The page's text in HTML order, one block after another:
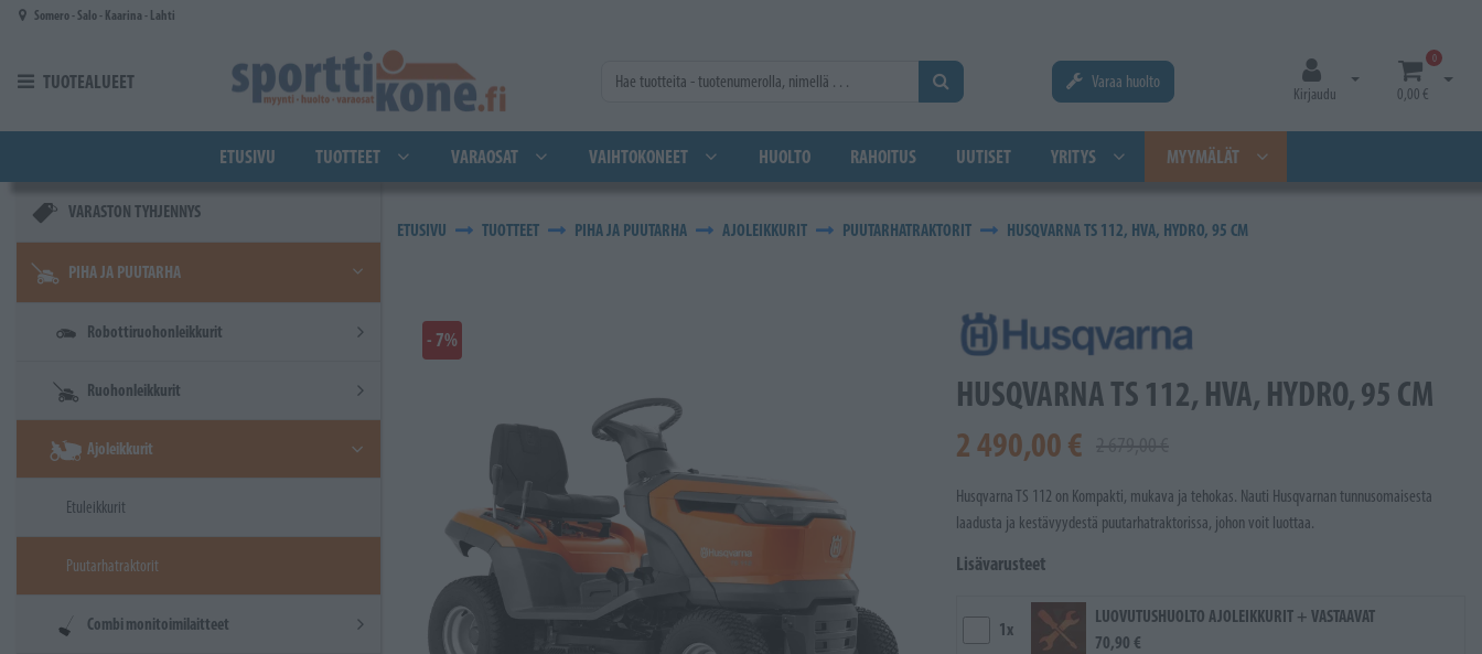
Siirry pääsisältöön
Somero - Salo - Kaarina - Lahti
TUOTEALUEET Varaa huolto
Kirjaudu
Avaa kirjautuminen
0
0,00 €
Avaa
ETUSIVU TUOTTEET VARAOSAT VAIHTOKONEET HUOLTO RAHOITUS UUTISET YRITYS MYYMÄLÄT
VARASTON TYHJENNYS
PIHA JA PUUTARHA
Robottiruohonleikkurit
Ruohonleikkurit
Ajoleikkurit
Etuleikkurit
Puutarhatraktorit
Combi monitoimilaitteet
ETUSIVU TUOTTEET PIHA JA PUUTARHA AJOLEIKKURIT PUUTARHATRAKTORIT HUSQVARNA TS 112, HVA, HYDRO, 95 CM
- 7%
HUSQVARNA TS 112, HVA, HYDRO, 95 CM
2 490,00 €
Husqvarna TS 112 on Kompakti, mukava ja tehokas. Nauti Husqvarnan tunnusomaisesta
laadusta ja kestävyydestä puutarhatraktorissa, johon voit luottaa.
Lisävarusteet
1x
LUOVUTUSHUOLTO AJOLEIKKURIT + VASTAAVAT
70,90 €